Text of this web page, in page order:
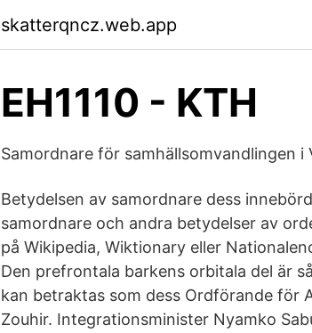
skatterqncz.web.app
EH1110 - KTH
​Samordnare för samhällsomvandlingen i
Betydelsen av samordnare dess
samordnare och andra betydelser av
på Wikipedia, Wiktionary eller
Den prefrontala barkens orbitala del är
kan betraktas som dess Ordförande för
Zouhir. Integrationsminister Nyamko